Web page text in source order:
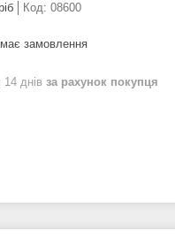
Код: 08600
замовлення
днів за рахунок покупця